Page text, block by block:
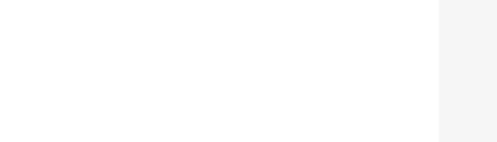
high-quality polypropylene, these storage containers are not only durable but also
blends seamlessly with any decor, adding a touch of elegance to your storage needs.
sets are your go-to solution.
need a compact solution for small items or a larger container for bulkier objects, the
damage or spillage. The organisor schmimke is not just a storage solution; it's